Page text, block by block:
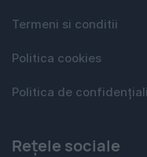
Termeni si conditii
Politica cookies
Politica de
Rețele sociale